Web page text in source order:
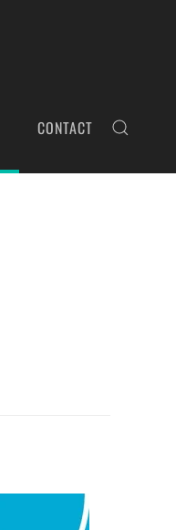
CONTACT